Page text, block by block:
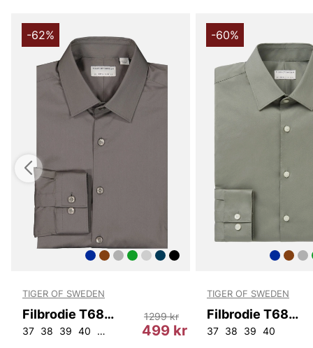
-62%
TIGER OF SWEDEN
Filbrodie T68997 08A
37 38 39 40 43 499 kr
1299 kr
-60%
TIGER OF SWEDEN
Filbrodie T68997 07B
37 38 39 40